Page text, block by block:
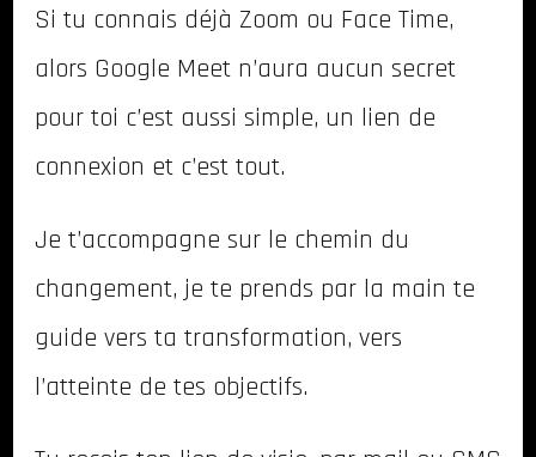
Si tu connais déjà Zoom ou Face Time,
alors Google Meet n’aura aucun secret
pour toi c’est aussi simple, un lien de
connexion et c’est tout.
Je t’accompagne sur le chemin du
changement, je te prends par la main te
guide vers ta transformation, vers
l’atteinte de tes objectifs.